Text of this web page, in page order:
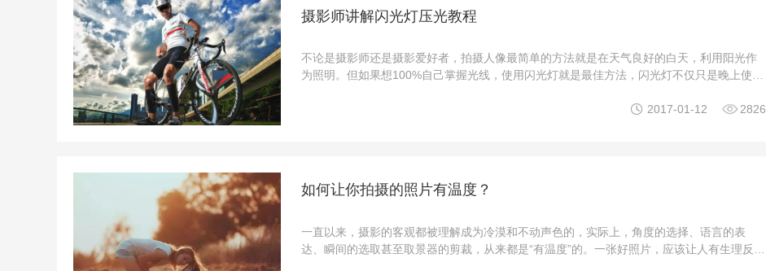
摄影师讲解闪光灯压光教程
不论是摄影师还是摄影爱好者，拍摄人像最简单的方法就是在天气良好的白天，利用阳光作
为照明。但如果想100%自己掌握光线，使用闪光灯就是最佳方法，闪光灯不仅只是晚上使用
同步快门拍摄闪灯作品，背景及主体的照明是要分开处理的。由于 ...
 2017-01-12  2826
如何让你拍摄的照片有温度？
一直以来，摄影的客观都被理解成为冷漠和不动声色的，实际上，角度的选择、语言的表
达、瞬间的选取甚至取景器的剪裁，从来都是“有温度”的。一张好照片，应该让人有生理反